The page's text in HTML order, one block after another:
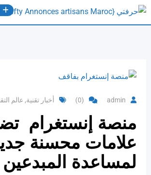
Skip
admin
(0) أخبار تقنية, عالم
منصة إنستغرام
علامات محسنة
لمساعدة المبدعين